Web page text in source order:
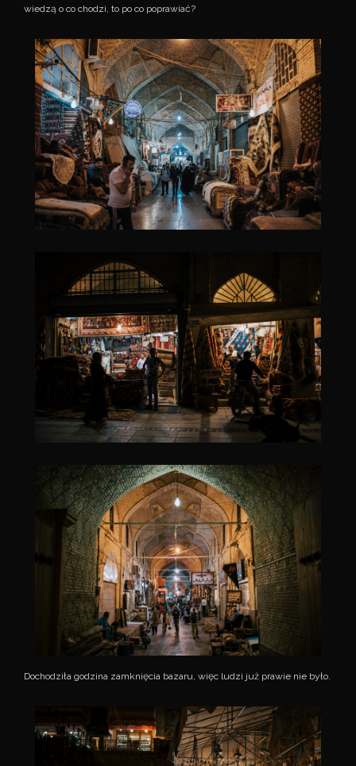
wiedzą o co chodzi, to po co poprawiać?
Dochodziła godzina zamknięcia bazaru, więc ludzi już prawie nie było.